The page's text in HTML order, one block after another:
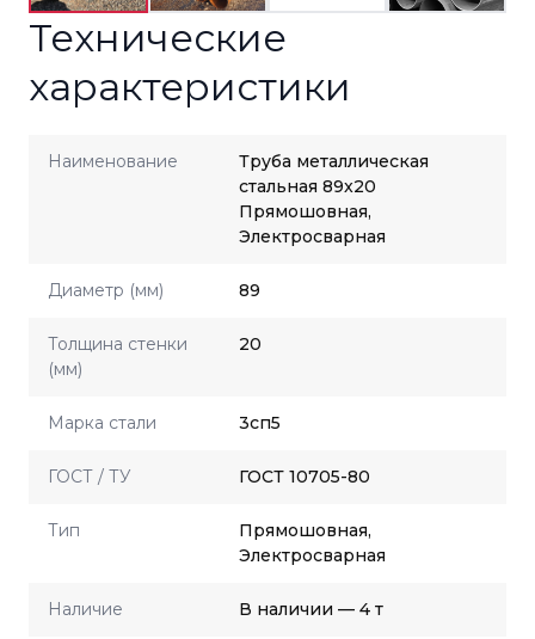
Технические
характеристики
Наименование
Труба металлическая
стальная 89x20
Прямошовная,
Электросварная
Диаметр (мм) 89
Толщина стенки
(мм)
20
Марка стали 3сп5
ГОСТ / ТУ ГОСТ 10705-80
Тип
Прямошовная,
Электросварная
Наличие В наличии — 4 т